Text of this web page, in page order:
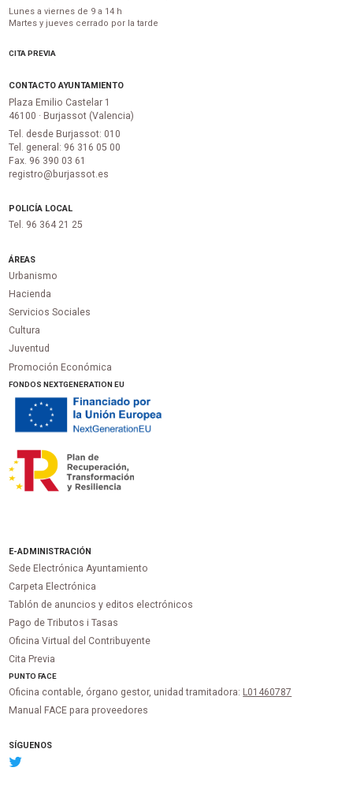
Lunes a viernes de 9 a 14 h
Martes y jueves cerrado por la tarde
CITA PREVIA
CONTACTO AYUNTAMIENTO
Plaza Emilio Castelar 1
46100 · Burjassot (Valencia)
Tel. desde Burjassot: 010
Tel. general: 96 316 05 00
Fax. 96 390 03 61
registro@burjassot.es
POLICÍA LOCAL
Tel. 96 364 21 25
ÁREAS
Urbanismo
Hacienda
Servicios Sociales
Cultura
Juventud
Promoción Económica
FONDOS NEXTGENERATION EU
E-ADMINISTRACIÓN
Sede Electrónica Ayuntamiento
Carpeta Electrónica
Tablón de anuncios y editos electrónicos
Pago de Tributos i Tasas
Oficina Virtual del Contribuyente
Cita Previa
PUNTOFACE
Oficina contable, órgano gestor, unidad tramitadora: L01460787
Manual FACE para proveedores
SÍGUENOS